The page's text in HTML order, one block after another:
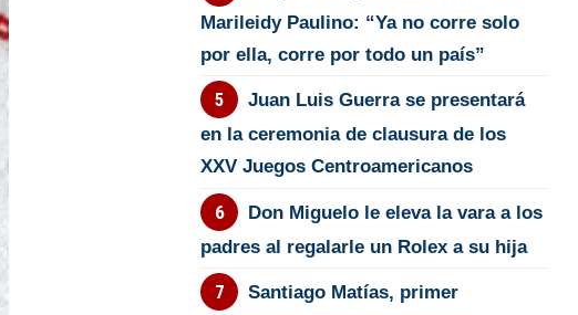
Marileidy Paulino: “Ya no corre solo
por ella, corre por todo un país”
Juan Luis Guerra se presentará
en la ceremonia de clausura de los
XXV Juegos Centroamericanos
Don Miguelo le eleva la vara a los
padres al regalarle un Rolex a su hija
Santiago Matías, primer